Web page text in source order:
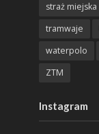
straż miejska
tramwaje
waterpolo
ZTM
Instagram